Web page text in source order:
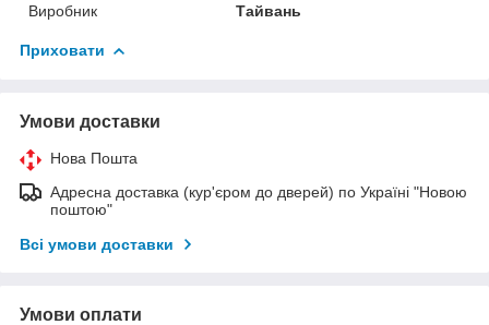
Виробник
Тайвань
Приховати
Умови доставки
Нова Пошта
Адресна доставка (кур'єром до дверей) по Україні "Новою
поштою"
Всі умови доставки
Умови оплати